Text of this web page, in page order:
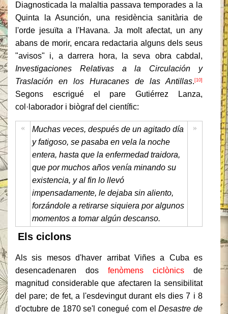
Diagnosticada la malaltia passava temporades a la
Quinta la Asunción, una residència sanitària de
l'orde jesuïta a l'Havana. Ja molt afectat, un any
abans de morir, encara redactaria alguns dels seus
"avisos" i, a darrera hora, la seva obra cabdal,
Investigaciones Relativas a la Circulación y
Traslación en los Huracanes de las Antillas. [10]
Segons escrigué el pare Gutiérrez Lanza,
col·laborador i biògraf del científic:
«
Muchas veces, después de un agitado día
y fatigoso, se pasaba en vela la noche
entera, hasta que la enfermedad traidora,
que por muchos años venía minando su
existencia, y al fin lo llevó
impensadamente, le dejaba sin aliento,
forzándole a retirarse siquiera por algunos
momentos a tomar algún descanso.
»
Els ciclons
Als sis mesos d'haver arribat Viñes a Cuba es
desencadenaren dos fenòmens ciclònics de
magnitud considerable que afectaren la sensibilitat
del pare; de fet, a l'esdevingut durant els dies 7 i 8
d'octubre de 1870 se'l conegué com elDesastre de